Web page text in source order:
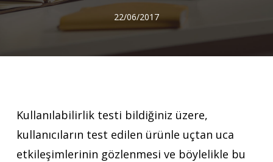
22/06/2017
Kullanılabilirlik testi bildiğiniz üzere,
kullanıcıların test edilen ürünle uçtan uca
etkileşimlerinin gözlenmesi ve böylelikle bu